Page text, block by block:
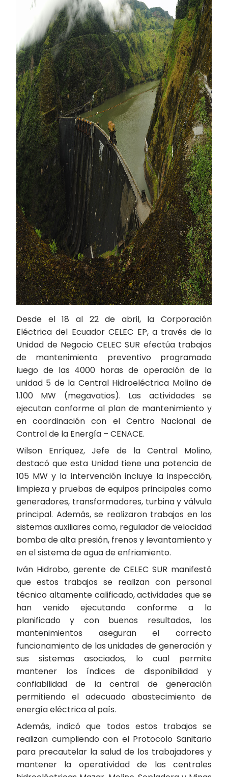
Desde el 18 al 22 de abril, la Corporación
Eléctrica del Ecuador CELEC EP, a través de la
Unidad de Negocio CELEC SUR efectúa trabajos
de mantenimiento preventivo programado
luego de las 4000 horas de operación de la
unidad 5 de la Central Hidroeléctrica Molino de
1.100 MW (megavatios). Las actividades se
ejecutan conforme al plan de mantenimiento y
en coordinación con el Centro Nacional de
Control de la Energía – CENACE.
Wilson Enríquez, Jefe de la Central Molino,
destacó que esta Unidad tiene una potencia de
105 MW y la intervención incluye la inspección,
limpieza y pruebas de equipos principales como
generadores, transformadores, turbina y válvula
principal. Además, se realizaron trabajos en los
sistemas auxiliares como, regulador de velocidad
bomba de alta presión, frenos y levantamiento y
en el sistema de agua de enfriamiento.
Iván Hidrobo, gerente de CELEC SUR manifestó
que estos trabajos se realizan con personal
técnico altamente calificado, actividades que se
han venido ejecutando conforme a lo
planificado y con buenos resultados, los
mantenimientos aseguran el correcto
funcionamiento de las unidades de generación y
sus sistemas asociados, lo cual permite
mantener los índices de disponibilidad y
confiabilidad de la central de generación
permitiendo el adecuado abastecimiento de
energía eléctrica al país.
Además, indicó que todos estos trabajos se
realizan cumpliendo con el Protocolo Sanitario
para precautelar la salud de los trabajadores y
mantener la operatividad de las centrales